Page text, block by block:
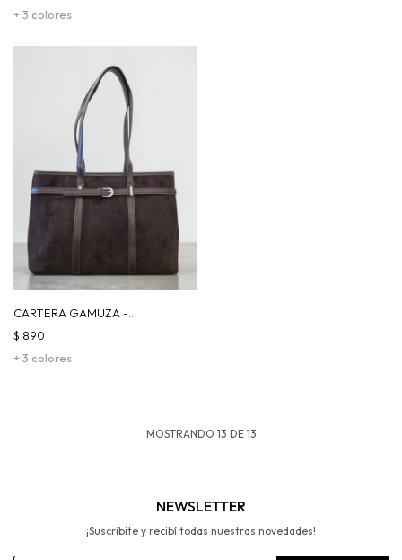
+ 3 colores
CARTERA GAMUZA -
CHOCOLATE
+ 3 colores
$ 890
MOSTRANDO 13 DE 13
NEWSLETTER
¡Suscribite y recibí todas nuestras novedades!